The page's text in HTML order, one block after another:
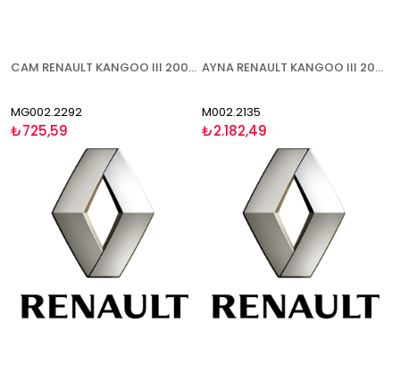
CAM RENAULT KANGOO III 2008-2013 ISITMALI SAĞ/SOL
MG002.2292
₺725,59
AYNA RENAULT KANGOO III 2008-2013 ELEKTRİKLİ ISITMALI SENSÖRLÜ SAĞ
M002.2135
₺2.182,49